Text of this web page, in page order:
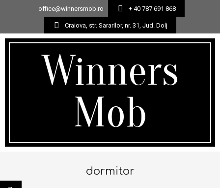
office@winnersmob.ro + 40 787 691 868
Craiova, str. Sararilor, nr. 31, Jud. Dolj
Skip
Winners
Mob
Menu
dormitor